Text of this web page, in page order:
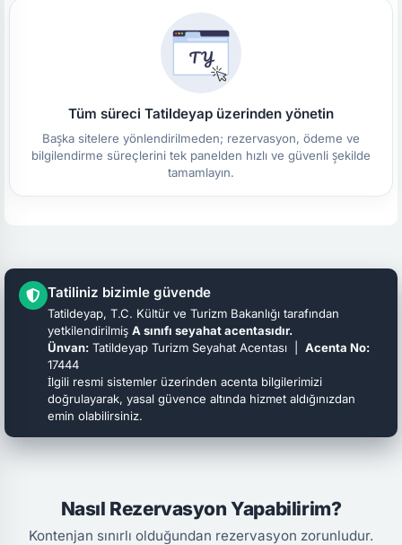
Tüm süreci Tatildeyap üzerinden yönetin
Başka sitelere yönlendirilmeden; rezervasyon, ödeme ve
bilgilendirme süreçlerini tek panelden hızlı ve güvenli şekilde
tamamlayın.
Tatiliniz bizimle güvende
Tatildeyap, T.C. Kültür ve Turizm Bakanlığı tarafından
yetkilendirilmiş A sınıfı seyahat acentasıdır.
Ünvan: Tatildeyap Turizm Seyahat Acentası | Acenta No:
17444
İlgili resmi sistemler üzerinden acenta bilgilerimizi
doğrulayarak, yasal güvence altında hizmet aldığınızdan
emin olabilirsiniz.
Nasıl Rezervasyon Yapabilirim?
Kontenjan sınırlı olduğundan rezervasyon zorunludur.